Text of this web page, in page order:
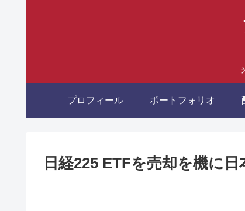
プロフィール ポートフォリオ
日経225 ETFを売却を機に